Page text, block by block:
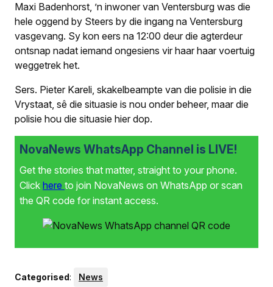
Maxi Badenhorst, ’n inwoner van Ventersburg was die
hele oggend by Steers by die ingang na Ventersburg
vasgevang. Sy kon eers na 12:00 deur die agterdeur
ontsnap nadat iemand ongesiens vir haar haar voertuig
weggetrek het.
Sers. Pieter Kareli, skakelbeampte van die polisie in die
Vrystaat, sê die situasie is nou onder beheer, maar die
polisie hou die situasie hier dop.
NovaNews WhatsApp Channel is LIVE!
Get the stories that matter, straight to your phone.
Click here to join NovaNews on WhatsApp or scan
the QR code for instant access.
Categorised: News